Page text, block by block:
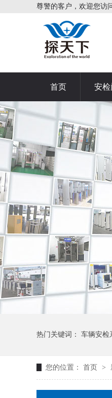
尊警的客户，欢迎您访
首页 安检
热门关键词： 车辆安检
您的位置： 首页 >